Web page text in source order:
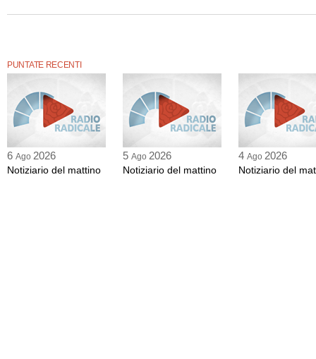
PUNTATE RECENTI
6 Ago 2026
Notiziario del mattino
5 Ago 2026
Notiziario del mattino
4 Ago 2026
Notiziario del